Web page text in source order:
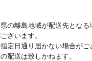
の離島地域が配送先とな
ざいます。
定日通り届かない場合がご
配送は致しかねます。